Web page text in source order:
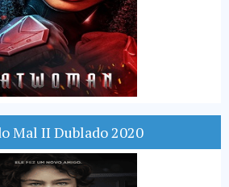
Mal II Dublado 2020